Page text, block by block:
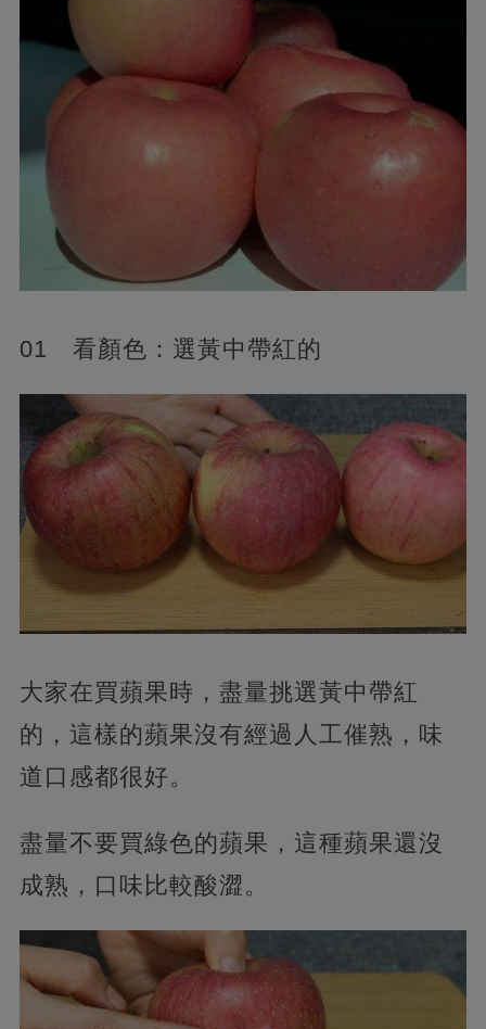
01 看顏色：選黃中帶紅的
大家在買蘋果時，盡量挑選黃中帶紅
的，這樣的蘋果沒有經過人工催熟，味
道口感都很好。
盡量不要買綠色的蘋果，這種蘋果還沒
成熟，口味比較酸澀。